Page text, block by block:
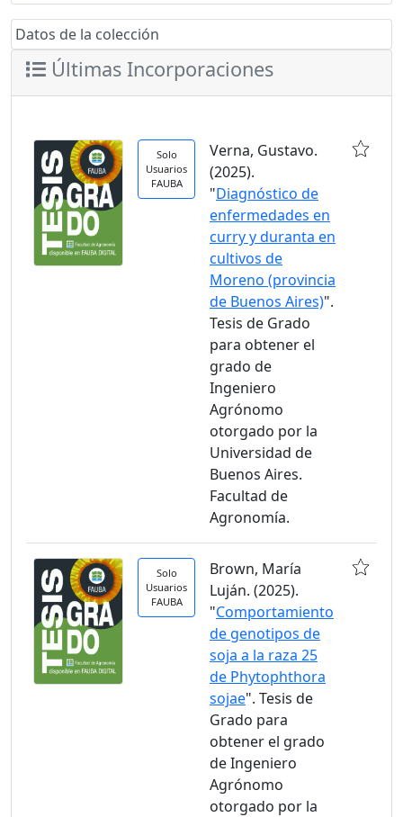
Datos de la colección
Últimas Incorporaciones
Solo
Usuarios
FAUBA
Verna, Gustavo.
(2025).
"Diagnóstico de
enfermedades en
curry y duranta en
cultivos de
Moreno (provincia
de Buenos Aires)".
Tesis de Grado
para obtener el
grado de
Ingeniero
Agrónomo
otorgado por la
Universidad de
Buenos Aires.
Facultad de
Agronomía.
Solo
Usuarios
FAUBA
Brown, María
Luján. (2025).
"Comportamiento
de genotipos de
soja a la raza 25
de Phytophthora
sojae". Tesis de
Grado para
obtener el grado
de Ingeniero
Agrónomo
otorgado por la